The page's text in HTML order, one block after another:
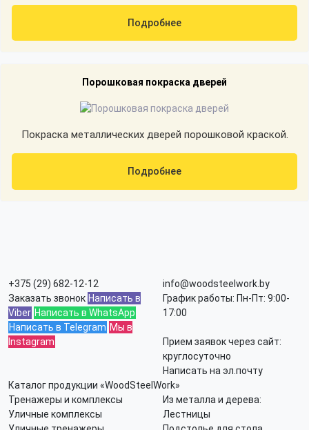
Подробнее
Порошковая покраска дверей
Покраска металлических дверей порошковой краской.
Подробнее
+375 (29) 682-12-12
Заказать звонок Написать в
Viber Написать в WhatsApp
Написать в Telegram Мы в
Instagram
info@woodsteelwork.by
График работы: Пн-Пт: 9:00-
17:00
Прием заявок через сайт:
круглосуточно
Написать на эл.почту
Каталог продукции «WoodSteelWork»
Тренажеры и комплексы
Уличные комплексы
Из металла и дерева:
Лестницы